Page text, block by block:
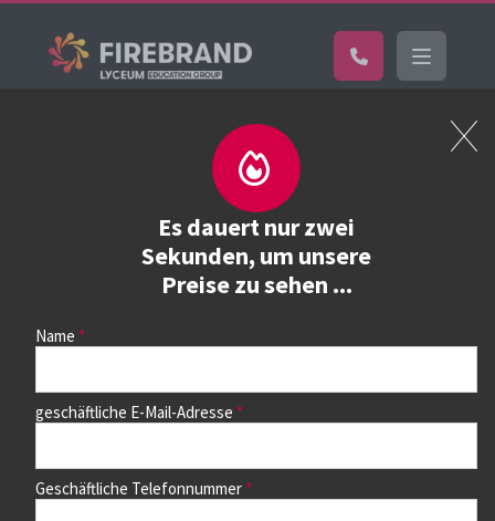
Es dauert nur zwei
Sekunden, um unsere
Preise zu sehen ...
Name
geschäftliche E-Mail-Adresse
Geschäftliche Telefonnummer
Kurs buchen
Wählen Sie zunächst einen Kurs aus der Liste unten aus.
auswählen.